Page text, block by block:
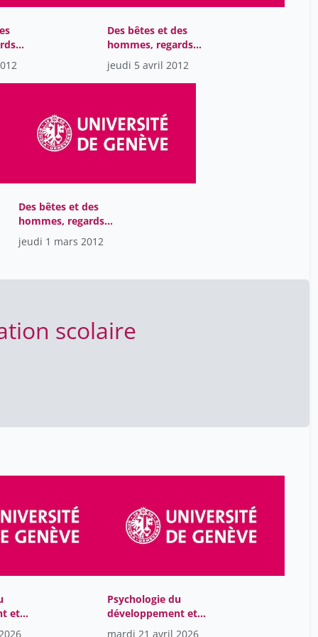
Enrico Chavez
Eskandari Vista
Evie Vergauwe
Federico Carducci
Fernier Jean-Jacques
Flückiger Yves
Foscallo Caroline
Gaudet-Blavignac Richard
Serugendo
Giuseppe Ugazio 60
Glege Nina 1
Godon Stéphanie 25
Goormaghtigh Georges 45
Goubier Frédéric
Greff Jean-Pierre
nature
Des bêtes et des
hommes, regards
médiévaux sur la nature
et les animaux
jeudi 5 avril 2012
Des bêtes et des
hommes, regards
médiévaux sur la nature
et les animaux
jeudi 1 mars 2012
scolaire
et
en
Psychologie du
développement et
apprentissage en
mardi 21 avril 2026